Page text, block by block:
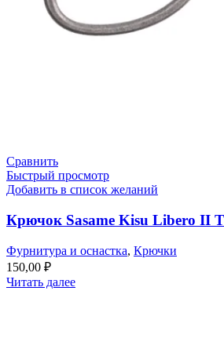
Сравнить
Быстрый просмотр
Добавить в список желаний
Крючок Sasame Kisu Libero II
Фурнитура и оснастка, Крючки
150,00 ₽
Читать далее